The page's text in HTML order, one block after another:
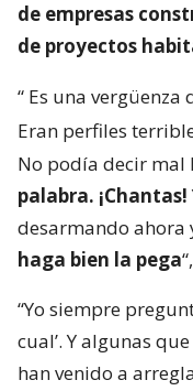
de empresas
de proyectos
“ Es una vergüenza
Eran perfiles
No podía decir mal
palabra. ¡Chantas!
desarmando ahora
haga bien la pega
“Yo siempre
cual’. Y algunas
han venido a